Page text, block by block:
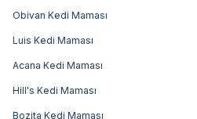
Obivan Kedi Maması
Luis Kedi Maması
Acana Kedi Maması
Hill's Kedi Maması
Bozita Kedi Maması